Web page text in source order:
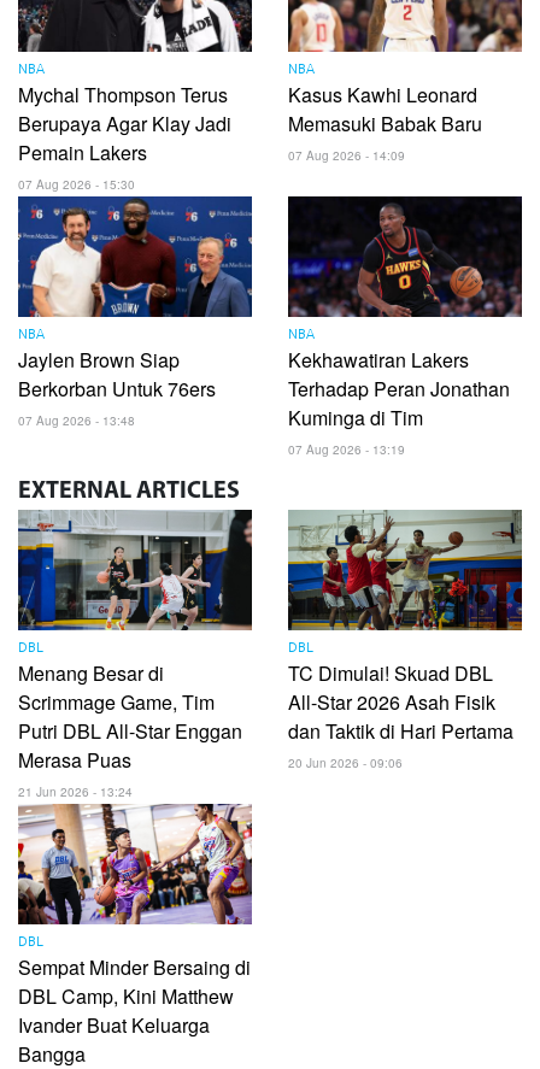
NBA
Mychal Thompson Terus
Berupaya Agar Klay Jadi
Pemain Lakers
07 Aug 2026 - 15:30
NBA
Kasus Kawhi Leonard
Memasuki Babak Baru
07 Aug 2026 - 14:09
NBA
Jaylen Brown Siap
Berkorban Untuk 76ers
07 Aug 2026 - 13:48
NBA
Kekhawatiran Lakers
Terhadap Peran Jonathan
Kuminga di Tim
07 Aug 2026 - 13:19
EXTERNAL ARTICLES
DBL
Menang Besar di
Scrimmage Game, Tim
Putri DBL All-Star Enggan
Merasa Puas
21 Jun 2026 - 13:24
DBL
TC Dimulai! Skuad DBL
All-Star 2026 Asah Fisik
dan Taktik di Hari Pertama
20 Jun 2026 - 09:06
DBL
Sempat Minder Bersaing di
DBL Camp, Kini Matthew
Ivander Buat Keluarga
Bangga